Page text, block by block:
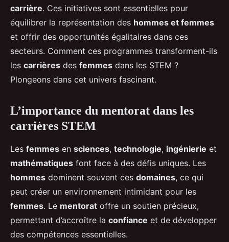
carrière. Ces initiatives sont essentielles pour
équilibrer la représentation des hommes et femmes
et offrir des opportunités égalitaires dans ces
secteurs. Comment ces programmes transforment-ils
les carrières des femmes dans les STEM ?
Plongeons dans cet univers fascinant.
L’importance du mentorat dans les
carrières STEM
Les femmes en sciences, technologie, ingénierie et
mathématiques font face à des défis uniques. Les
hommes dominent souvent ces domaines, ce qui
peut créer un environnement intimidant pour les
femmes. Le mentorat offre un soutien précieux,
permettant d’accroître la confiance et de développer
des compétences essentielles.